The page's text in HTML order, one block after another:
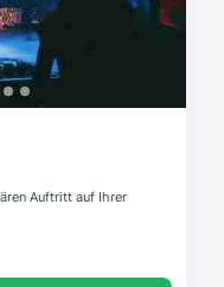
Auftritt auf Ihrer